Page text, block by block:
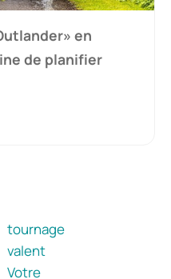
en
de planifier
tournage
valent
Votre